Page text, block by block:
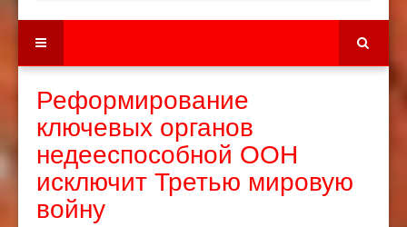
Реформирование
ключевых органов
недееспособной ООН
исключит Третью мировую
войну